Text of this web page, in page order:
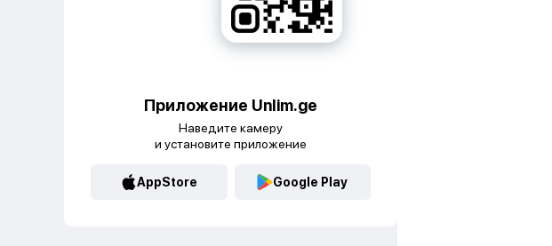
Приложение Unlim.ge
Наведите камеру
и установите приложение
AppStore Google Play